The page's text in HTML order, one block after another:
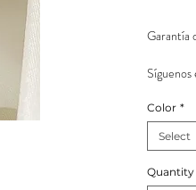
Garantía
Síguenos
Color *
Select
Quantity